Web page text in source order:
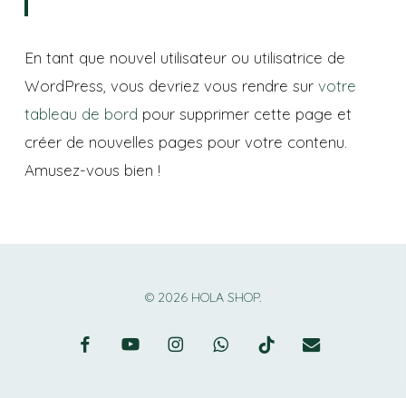
En tant que nouvel utilisateur ou utilisatrice de
WordPress, vous devriez vous rendre sur votre
tableau de bord pour supprimer cette page et
créer de nouvelles pages pour votre contenu.
Amusez-vous bien !
© 2026 HOLA SHOP.
facebookyoutube instagramwhatsapptiktok email